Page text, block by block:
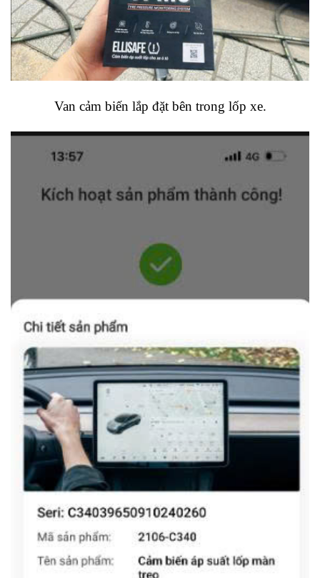
Van cảm biến lắp đặt bên trong lốp xe.